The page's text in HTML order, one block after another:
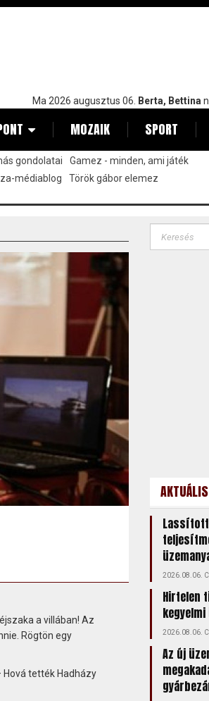
Ma 2026 augusztus 06. Berta, Bettina
MOZAIK SPORT
gondolatai
Gamez - minden, ami játék
médiablog
Török gábor elemez
a villában! Az
Rögtön egy
Hová tették Hadházy
AKTUÁLIS
2026.08.06.
Hirtelen
2026.08.06.
Az új